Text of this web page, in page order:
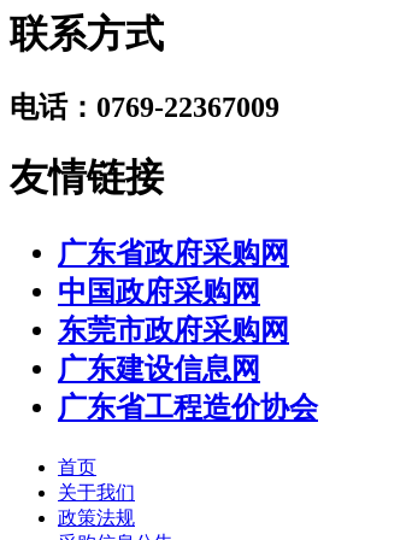
联系方式
电话：0769-22367009
友情链接
广东省政府采购网
中国政府采购网
东莞市政府采购网
广东建设信息网
广东省工程造价协会
首页
关于我们
政策法规